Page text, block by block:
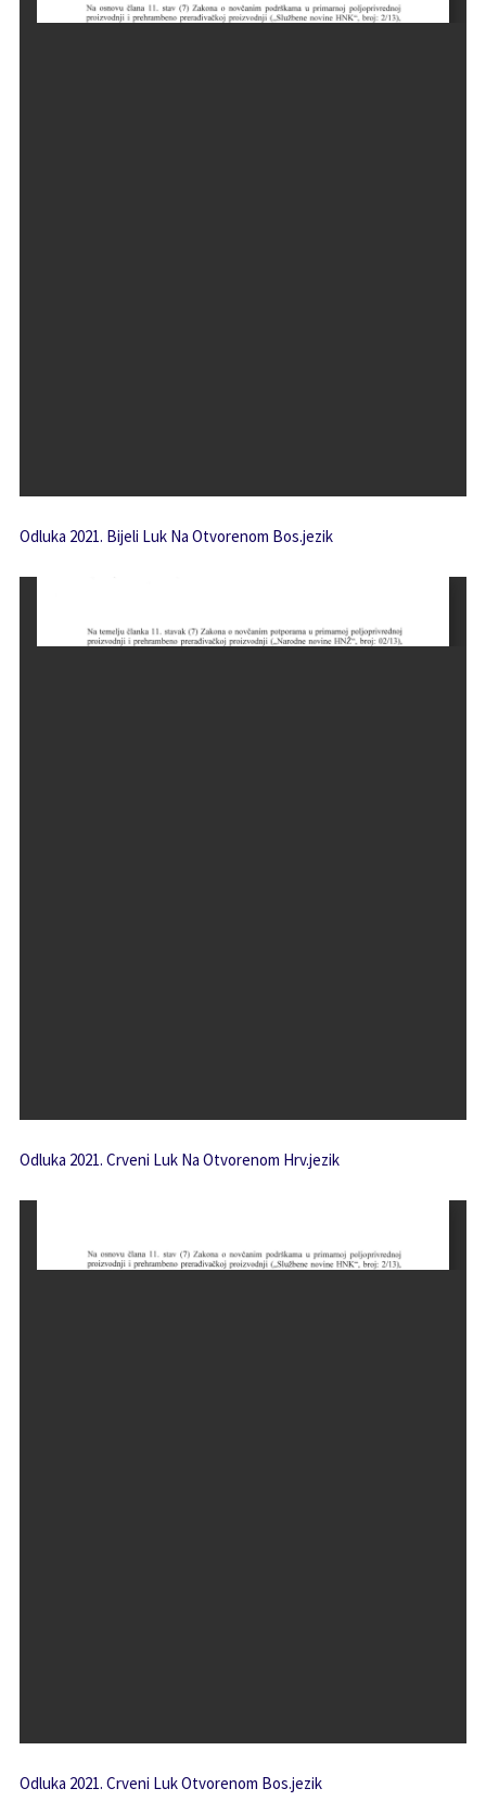
Odluka 2021. Bijeli Luk Na Otvorenom Bos.jezik
Odluka 2021. Crveni Luk Na Otvorenom Hrv.jezik
Odluka 2021. Crveni Luk Otvorenom Bos.jezik